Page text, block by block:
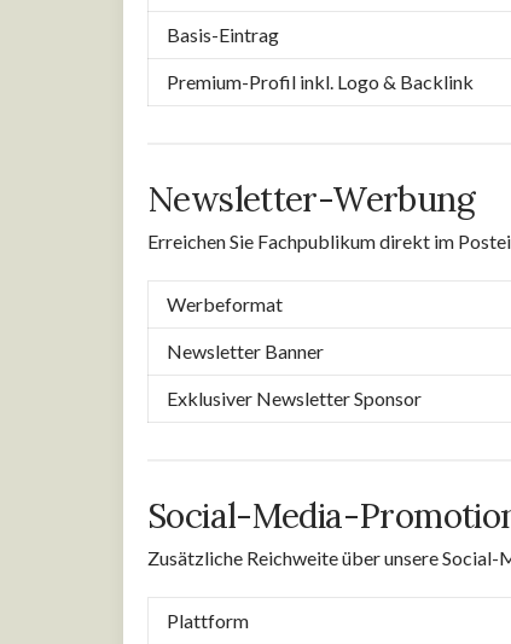
Basis-Eintrag
Premium-Profil inkl. Logo & Backlink
Newsletter-Werbung
Erreichen Sie Fachpublikum direkt im
Werbeformat
Newsletter Banner
Exklusiver Newsletter Sponsor
Social-Media-
Zusätzliche Reichweite über unsere Social-
Plattform